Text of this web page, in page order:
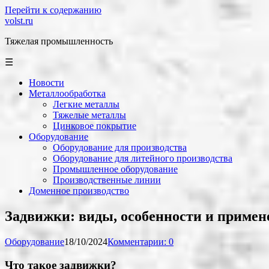
Перейти к содержанию
volst.ru
Тяжелая промышленность
☰
Новости
Металлообработка
Легкие металлы
Тяжелые металлы
Цинковое покрытие
Оборудование
Оборудование для производства
Оборудование для литейного производства
Промышленное оборудование
Производственные линии
Доменное производство
Задвижки: виды, особенности и
Оборудование18/10/2024Комментарии: 0
Что такое задвижки?